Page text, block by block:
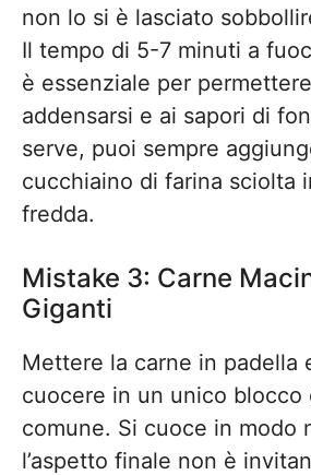
non lo si è lasciato
Il tempo di 5-7 minuti a
è essenziale per
addensarsi e ai sapori di
serve, puoi sempre
cucchiaino di farina sciolta
fredda.
Mistake 3: Carne
Giganti
Mettere la carne in padella
cuocere in un unico blocco
comune. Si cuoce in modo
l’aspetto finale non è